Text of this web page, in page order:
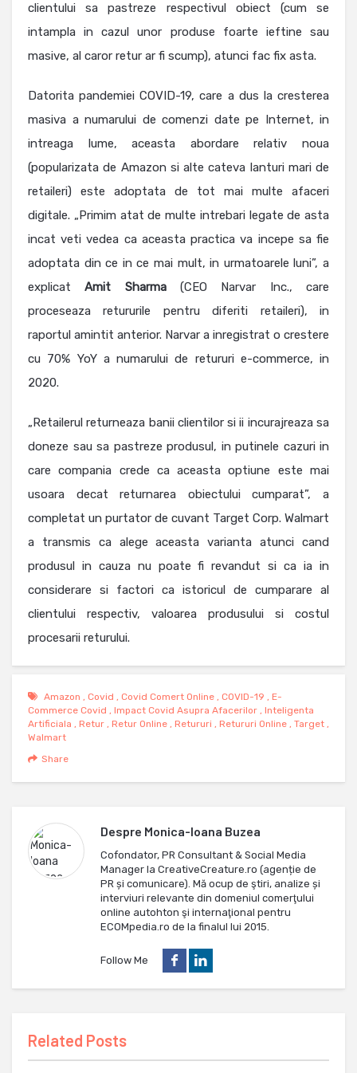
clientului sa pastreze respectivul obiect (cum se
intampla in cazul unor produse foarte ieftine sau
masive, al caror retur ar fi scump), atunci fac fix asta.
Datorita pandemiei COVID-19, care a dus la cresterea
masiva a numarului de comenzi date pe Internet, in
intreaga lume, aceasta abordare relativ noua
(popularizata de Amazon si alte cateva lanturi mari de
retaileri) este adoptata de tot mai multe afaceri
digitale. „Primim atat de multe intrebari legate de asta
incat veti vedea ca aceasta practica va incepe sa fie
adoptata din ce in ce mai mult, in urmatoarele luni”, a
explicatAmit Sharma(CEO Narvar Inc., care
proceseaza retururile pentru diferiti retaileri), in
raportul amintit anterior. Narvar a inregistrat o crestere
cu 70% YoY a numarului de retururi e-commerce, in
2020.
„Retailerul returneaza banii clientilor si ii incurajreaza sa
doneze sau sa pastreze produsul, in putinele cazuri in
care compania crede ca aceasta optiune este mai
usoara decat returnarea obiectului cumparat”, a
completat un purtator de cuvant Target Corp. Walmart
a transmis ca alege aceasta varianta atunci cand
produsul in cauza nu poate fi revandut si ca ia in
considerare si factori ca istoricul de cumparare al
clientului respectiv, valoarea produsului si costul
procesarii returului.
Amazon , Covid , Covid Comert Online , COVID-19 , E-
Commerce Covid , Impact Covid Asupra Afacerilor , Inteligenta
Artificiala , Retur , Retur Online , Retururi , Retururi Online , Target ,
Walmart
Share
Despre Monica-Ioana Buzea
Cofondator, PR Consultant & Social Media
Manager la CreativeCreature.ro (agenție de
PR și comunicare). Mă ocup de ştiri, analize și
interviuri relevante din domeniul comerţului
online autohton şi internaţional pentru
ECOMpedia.ro de la finalul lui 2015.
Follow Me
Related Posts